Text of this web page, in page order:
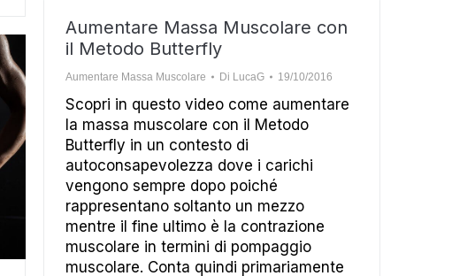
Aumentare Massa Muscolare con
il Metodo Butterfly
Aumentare Massa Muscolare Di LucaG 19/10/2016
Scopri in questo video come aumentare
la massa muscolare con il Metodo
Butterfly in un contesto di
autoconsapevolezza dove i carichi
vengono sempre dopo poiché
rappresentano soltanto un mezzo
mentre il fine ultimo è la contrazione
muscolare in termini di pompaggio
muscolare. Conta quindi primariamente